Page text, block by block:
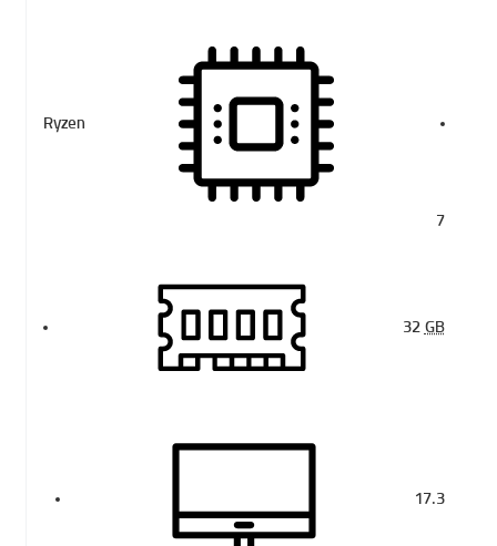
Ryzen
7
32GB
17.3